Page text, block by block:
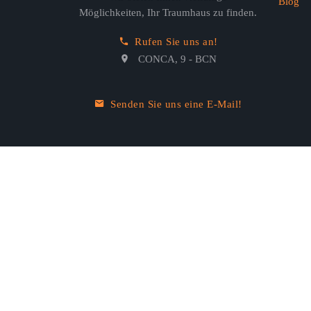
Möglichkeiten, Ihr Traumhaus zu finden.
Rufen Sie uns an!
CONCA, 9 - BCN
Senden Sie uns eine E-Mail!